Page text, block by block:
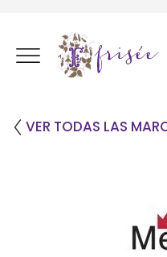
VER TODAS LAS